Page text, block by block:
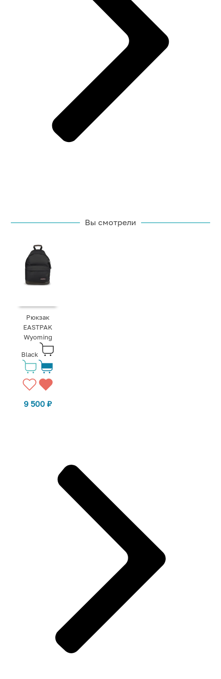
Вы смотрели
Рюкзак
EASTPAK
Wyoming
Black
9 500₽